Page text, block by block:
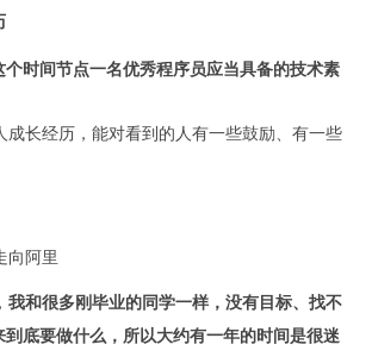
时间节点一名优秀程序员应当具备的技术素
成长经历，能对看到的人有一些鼓励、有一些
向阿里
我和很多刚毕业的同学一样，没有目标、找不
底要做什么，所以大约有一年的时间是很迷